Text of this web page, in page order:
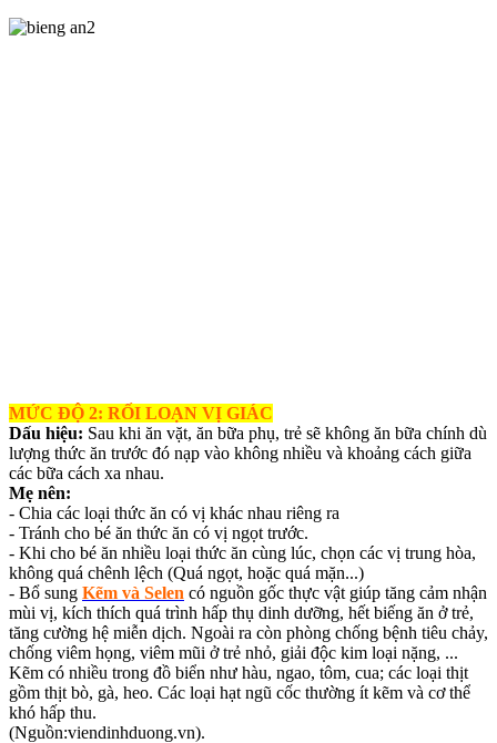
MỨC ĐỘ 2: RỐI LOẠN VỊ GIÁC
Dấu hiệu: Sau khi ăn vặt, ăn bữa phụ, trẻ sẽ không ăn bữa chính dù
lượng thức ăn trước đó nạp vào không nhiều và khoảng cách giữa
các bữa cách xa nhau.
Mẹ nên:
- Chia các loại thức ăn có vị khác nhau riêng ra
- Tránh cho bé ăn thức ăn có vị ngọt trước.
- Khi cho bé ăn nhiều loại thức ăn cùng lúc, chọn các vị trung hòa,
không quá chênh lệch (Quá ngọt, hoặc quá mặn...)
- Bổ sung Kẽm và Selen có nguồn gốc thực vật giúp tăng cảm nhận
mùi vị, kích thích quá trình hấp thụ dinh dưỡng, hết biếng ăn ở trẻ,
tăng cường hệ miễn dịch. Ngoài ra còn phòng chống bệnh tiêu chảy,
chống viêm họng, viêm mũi ở trẻ nhỏ, giải độc kim loại nặng, ...
Kẽm có nhiều trong đồ biển như hàu, ngao, tôm, cua; các loại thịt
gồm thịt bò, gà, heo. Các loại hạt ngũ cốc thường ít kẽm và cơ thể
khó hấp thu.
(Nguồn:viendinhduong.vn).